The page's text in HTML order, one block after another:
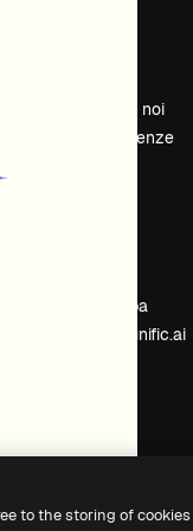
Lavora con noi
Cerca tendenze
Sala stampa
Cerchi magnific.ai
to the storing of